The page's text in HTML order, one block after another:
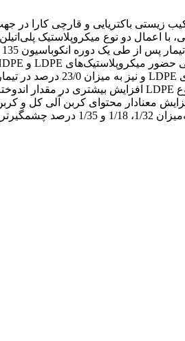
زیستی باکتریایی و قارچی کارا
معنادار محتوای کربن آلی کل و
بود.